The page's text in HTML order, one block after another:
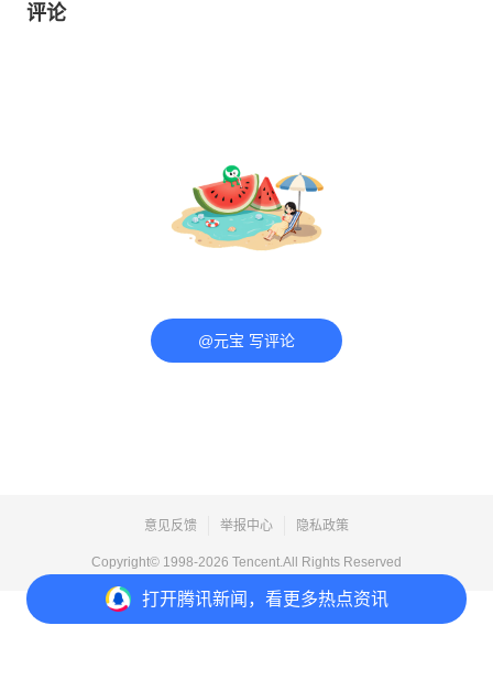
打开腾讯新闻，看更多热点资讯
评论
@元宝 写评论
意见反馈 举报中心 隐私政策
Copyright© 1998-2026 Tencent.All Rights Reserved